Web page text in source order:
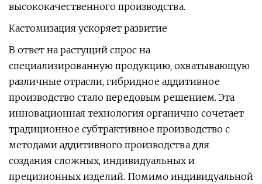
высококачественного производства.
Кастомизация ускоряет развитие
В ответ на растущий спрос на
специализированную продукцию, охватывающую
различные отрасли, гибридное аддитивное
производство стало передовым решением. Эта
инновационная технология органично сочетает
традиционное субтрактивное производство с
методами аддитивного производства для
создания сложных, индивидуальных и
прецизионных изделий. Помимо индивидуальной